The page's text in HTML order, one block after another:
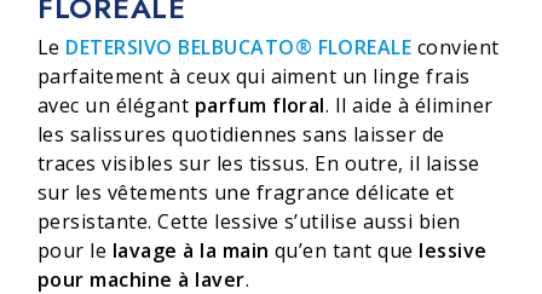
Le DETERSIVO BELBUCATO® FLOREALE convient
parfaitement à ceux qui aiment un linge frais
avec un élégant parfum floral. Il aide à éliminer
les salissures quotidiennes sans laisser de
traces visibles sur les tissus. En outre, il laisse
sur les vêtements une fragrance délicate et
persistante. Cette lessive s’utilise aussi bien
pour le lavage à la main qu’en tant que lessive
pour machine à laver.